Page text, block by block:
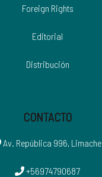
Foreign Rights
Editorial
Distribución
CONTACTO
Av. República 996, Limache
+56974790687